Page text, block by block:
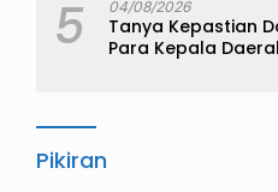
5 04/08/2026
Tanya Kepastian
Para Kepala
Pikiran